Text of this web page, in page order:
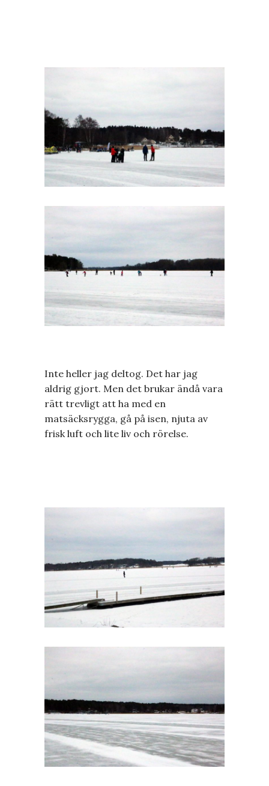
Inte heller jag deltog. Det har jag
aldrig gjort. Men det brukar ändå vara
rätt trevligt att ha med en
matsäcksrygga, gå på isen, njuta av
frisk luft och lite liv och rörelse.